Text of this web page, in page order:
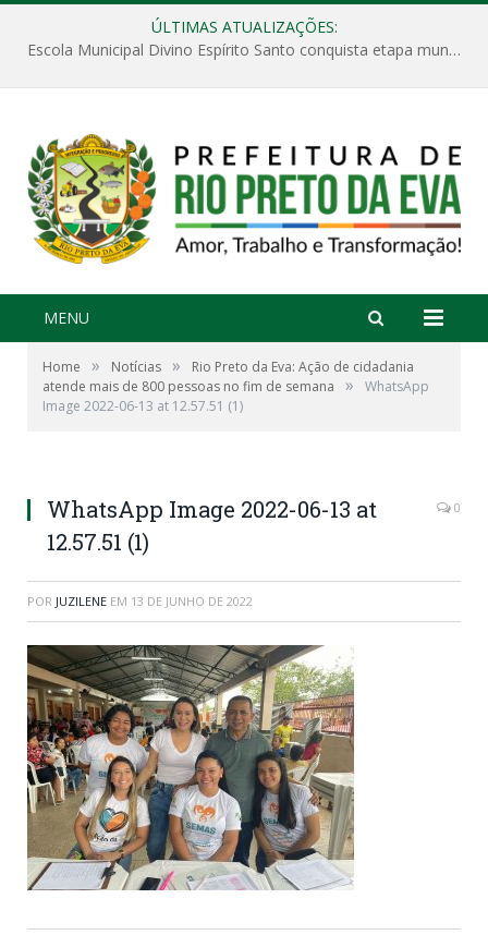
ÚLTIMAS ATUALIZAÇÕES:
Escola Municipal Divino Espírito Santo conquista etapa municipal da V Feira Amazonense de Matemática
MENU
Home » Notícias »
Rio Preto da Eva: Ação de cidadania
atende mais de 800 pessoas no fim de semana
»
WhatsApp
Image 2022-06-13 at 12.57.51 (1)
WhatsApp Image 2022-06-13 at
12.57.51 (1)
0
POR JUZILENE EM 13 DE JUNHO DE 2022